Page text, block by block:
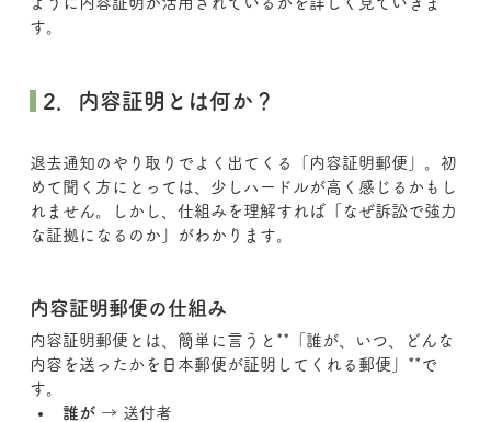
す。
2．内容証明とは何か？
退去通知のやり取りでよく出てくる「内容証明郵便」。初
めて聞く方にとっては、少しハードルが高く感じるかもし
れません。しかし、仕組みを理解すれば「なぜ訴訟で強力
な証拠になるのか」がわかります。
内容証明郵便の仕組み
内容証明郵便とは、簡単に言うと**「誰が、いつ、どんな
内容を送ったかを日本郵便が証明してくれる郵便」**で
す。
誰が → 送付者